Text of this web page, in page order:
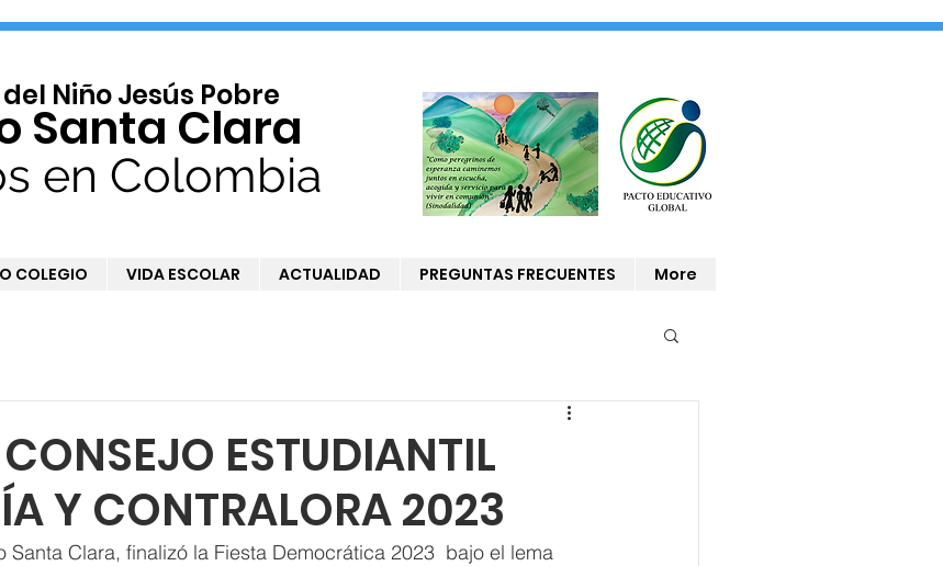
Niño Jesús Pobre
Santa Clara
en Colombia
COLEGIO VIDA ESCOLAR ACTUALIDAD PREGUNTAS FRECUENTES More
ESTUDIANTIL
Y CONTRALORA 2023
Santa Clara, finalizó la Fiesta Democrática 2023  bajo el lema